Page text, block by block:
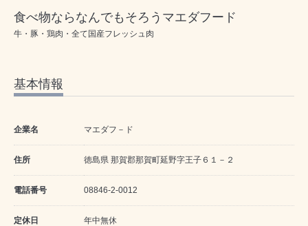
食べ物ならなんでもそろうマエダフード
牛・豚・鶏肉・全て国産フレッシュ肉
基本情報
企業名 マエダフ－ド
住所 徳島県 那賀郡那賀町延野字王子６１－２
電話番号 08846-2-0012
定休日 年中無休